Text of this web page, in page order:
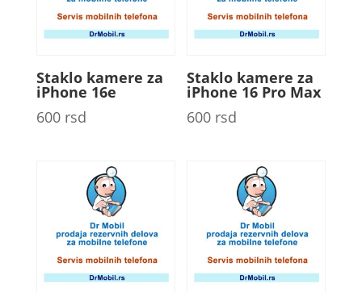
Staklo kamere za
iPhone 16e
600 rsd
Staklo kamere za
iPhone 16 Pro Max
600 rsd